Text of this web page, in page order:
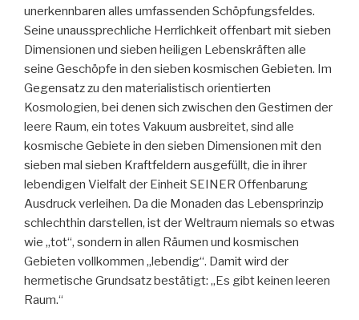
unerkennbaren alles umfassenden Schöpfungsfeldes.
Seine unaussprechliche Herrlichkeit offenbart mit sieben
Dimensionen und sieben heiligen Lebenskräften alle
seine Geschöpfe in den sieben kosmischen Gebieten. Im
Gegensatz zu den materialistisch orientierten
Kosmologien, bei denen sich zwischen den Gestirnen der
leere Raum, ein totes Vakuum ausbreitet, sind alle
kosmische Gebiete in den sieben Dimensionen mit den
sieben mal sieben Kraftfeldern ausgefüllt, die in ihrer
lebendigen Vielfalt der Einheit SEINER Offenbarung
Ausdruck verleihen. Da die Monaden das Lebensprinzip
schlechthin darstellen, ist der Weltraum niemals so etwas
wie „tot“, sondern in allen Räumen und kosmischen
Gebieten vollkommen „lebendig“. Damit wird der
hermetische Grundsatz bestätigt: „Es gibt keinen leeren
Raum.“